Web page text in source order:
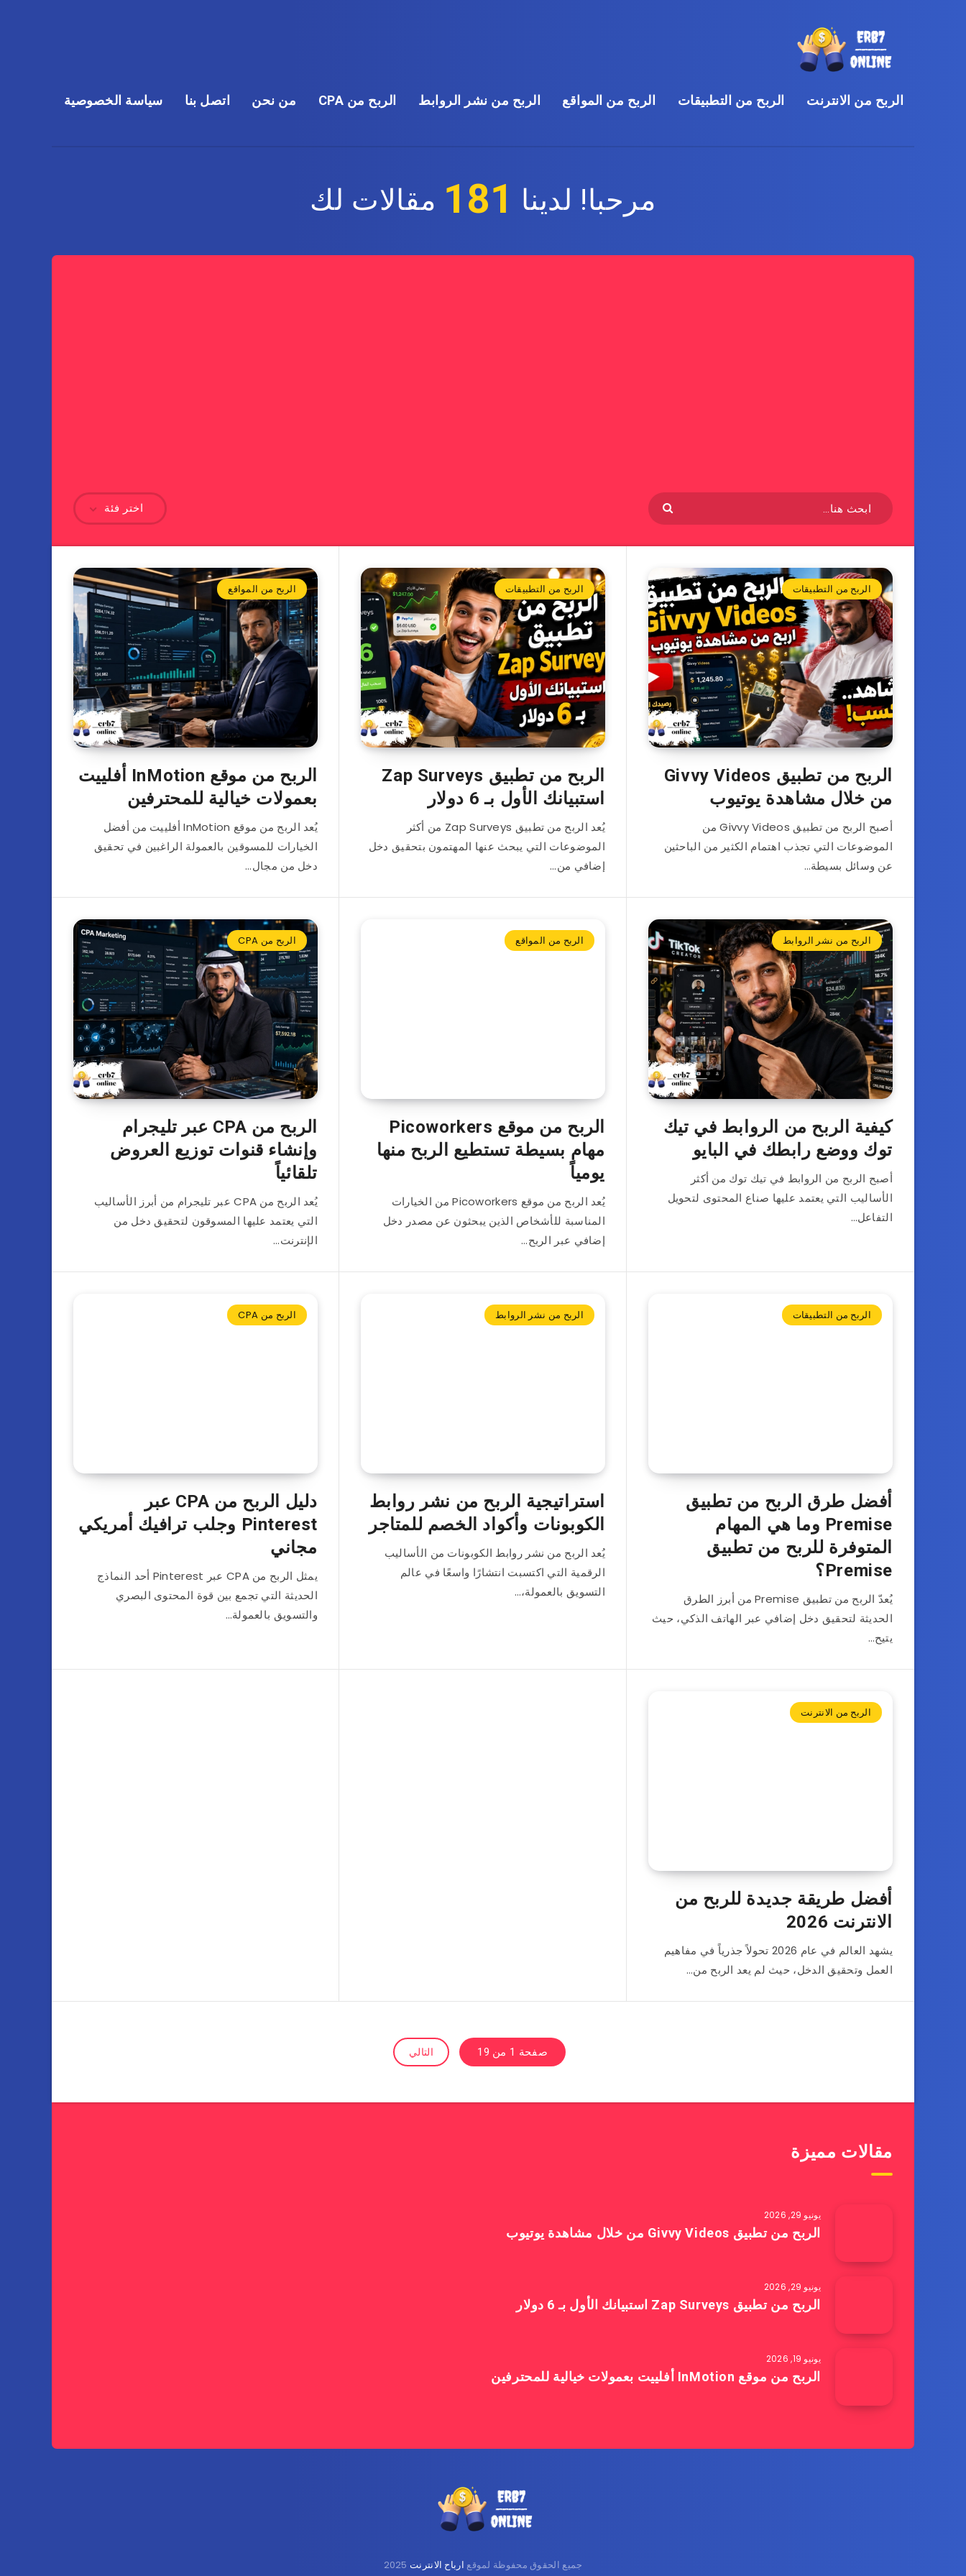
الربح من الانترنت الربح من التطبيقات الربح من المواقع الربح من نشر الروابط الربح من CPA من نحن اتصل بنا سياسة الخصوصية
مرحبا! لدينا 181 مقالات لك
اختر فئة
الربح من التطبيقات
الربح من تطبيق Givvy Videos
من خلال مشاهدة يوتيوب
أصبح الربح من تطبيق Givvy Videos من
الموضوعات التي تجذب اهتمام الكثير من الباحثين
عن وسائل بسيطة…
الربح من التطبيقات
الربح من تطبيق Zap Surveys
استبيانك الأول بـ 6 دولار
يُعد الربح من تطبيق Zap Surveys من أكثر
الموضوعات التي يبحث عنها المهتمون بتحقيق دخل
إضافي من…
الربح من المواقع
الربح من موقع InMotion أفلييت
بعمولات خيالية للمحترفين
يُعد الربح من موقع InMotion أفلييت من أفضل
الخيارات للمسوقين بالعمولة الراغبين في تحقيق
دخل من مجال…
الربح من نشر الروابط
كيفية الربح من الروابط في تيك
توك ووضع رابطك في البايو
أصبح الربح من الروابط في تيك توك من أكثر
الأساليب التي يعتمد عليها صناع المحتوى لتحويل
التفاعل…
الربح من المواقع
الربح من موقع Picoworkers
مهام بسيطة تستطيع الربح منها
يومياً
يُعد الربح من موقع Picoworkers من الخيارات
المناسبة للأشخاص الذين يبحثون عن مصدر دخل
إضافي عبر الربح…
الربح من CPA
الربح من CPA عبر تليجرام
وإنشاء قنوات توزيع العروض
تلقائياً
يُعد الربح من CPA عبر تليجرام من أبرز الأساليب
التي يعتمد عليها المسوقون لتحقيق دخل من
الإنترنت…
الربح من التطبيقات
أفضل طرق الربح من تطبيق
Premise وما هي المهام
المتوفرة للربح من تطبيق
Premise؟
يُعدّ الربح من تطبيق Premise من أبرز الطرق
الحديثة لتحقيق دخل إضافي عبر الهاتف الذكي، حيث
يتيح…
الربح من نشر الروابط
استراتيجية الربح من نشر روابط
الكوبونات وأكواد الخصم للمتاجر
يُعد الربح من نشر روابط الكوبونات من الأساليب
الرقمية التي اكتسبت انتشارًا واسعًا في عالم
التسويق بالعمولة،…
الربح من CPA
دليل الربح من CPA عبر
Pinterest وجلب ترافيك أمريكي
مجاني
يمثل الربح من CPA عبر Pinterest أحد النماذج
الحديثة التي تجمع بين قوة المحتوى البصري
والتسويق بالعمولة…
الربح من الانترنت
أفضل طريقة جديدة للربح من
الانترنت 2026
يشهد العالم في عام 2026 تحولاً جذرياً في مفاهيم
العمل وتحقيق الدخل، حيث لم يعد الربح من…
صفحة 1 من 19 التالي
مقالات مميزة
يونيو 29, 2026
الربح من تطبيق Givvy Videos من خلال مشاهدة يوتيوب
يونيو 29, 2026
الربح من تطبيق Zap Surveys استبيانك الأول بـ 6 دولار
يونيو 19, 2026
الربح من موقع InMotion أفلييت بعمولات خيالية للمحترفين
جميع الحقوق محفوظة لموقع ارباح الانترنت2025